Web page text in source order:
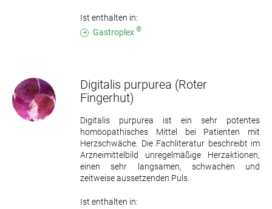
Ist enthalten in:
Gastroplex ®
Digitalis purpurea (Roter
Fingerhut)
Digitalis purpurea ist ein sehr potentes
homöopathisches Mittel bei Patienten mit
Herzschwäche. Die Fachliteratur beschreibt im
Arzneimittelbild unregelmäßige Herzaktionen,
einen sehr langsamen, schwachen und
zeitweise aussetzenden Puls.
Ist enthalten in: